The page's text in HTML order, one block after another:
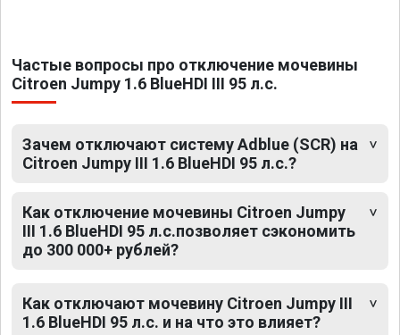
Частые вопросы про отключение мочевины
Citroen Jumpy 1.6 BlueHDI III 95 л.с.
Зачем отключают систему Adblue (SCR) на
Citroen Jumpy III 1.6 BlueHDI 95 л.с.?
Как отключение мочевины Citroen Jumpy
III 1.6 BlueHDI 95 л.с.позволяет сэкономить
до 300 000+ рублей?
Как отключают мочевину Citroen Jumpy III
1.6 BlueHDI 95 л.с. и на что это влияет?